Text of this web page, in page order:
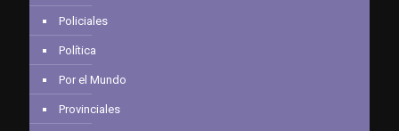
Policiales
Política
Por el Mundo
Provinciales